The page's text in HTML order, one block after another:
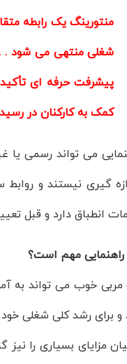
منتورینگ یک رابطه
شغلی منتهی می شود .
پیشرفت حرفه ای
کمک به کارکنان در
می تواند رسمی
گیری نیستند و
انطباق دارد و قبل
راهنمایی مهم است؟
خوب می تواند به
و برای رشد کلی شغلی
مزایای بسیاری را